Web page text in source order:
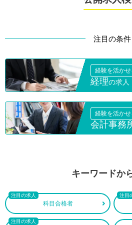
注目の条件
経験を活かせ
経理の求人
経験を活かせ
会計事務
キーワードか
科目合格者